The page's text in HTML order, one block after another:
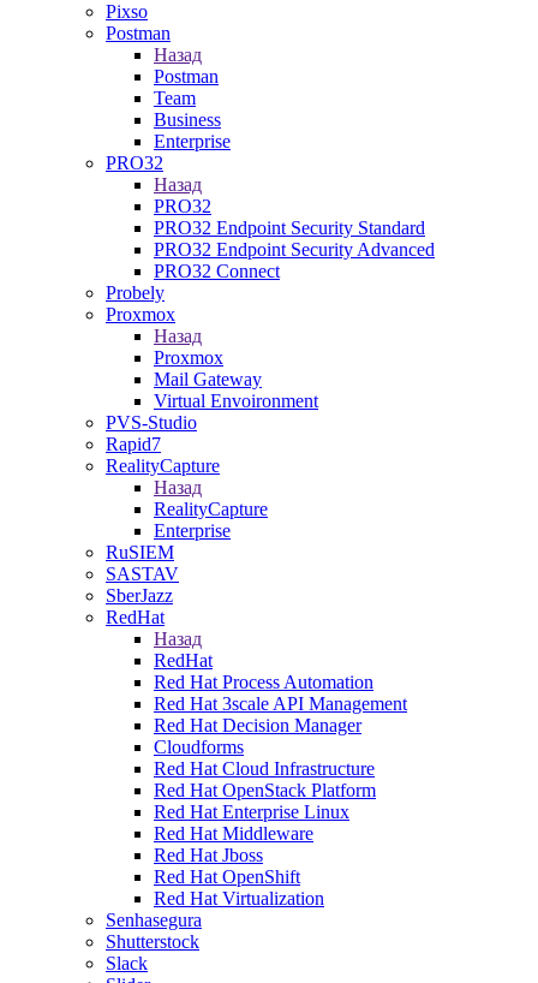
Pixso
Postman
Назад
Postman
Team
Business
Enterprise
PRO32
Назад
PRO32
PRO32 Endpoint Security Standard
PRO32 Endpoint Security Advanced
PRO32 Connect
Probely
Proxmox
Назад
Proxmox
Mail Gateway
Virtual Envoironment
PVS-Studio
Rapid7
RealityCapture
Назад
RealityCapture
Enterprise
RuSIEM
SASTAV
SberJazz
RedHat
Назад
RedHat
Red Hat Process Automation
Red Hat 3scale API Management
Red Hat Decision Manager
Cloudforms
Red Hat Cloud Infrastructure
Red Hat OpenStack Platform
Red Hat Enterprise Linux
Red Hat Middleware
Red Hat Jboss
Red Hat OpenShift
Red Hat Virtualization
Senhasegura
Shutterstock
Slack